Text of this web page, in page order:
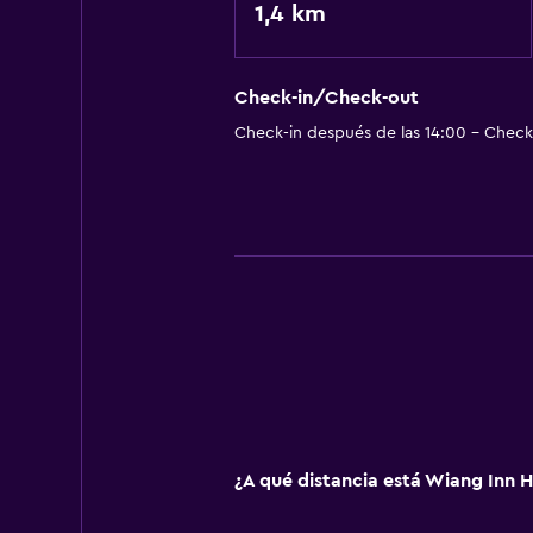
1,4 km
Check-in/Check-out
Check-in después de las 14:00 -
¿A qué distancia está Wiang Inn